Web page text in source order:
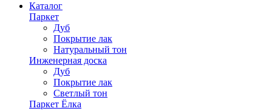
Каталог
Паркет
Дуб
Покрытие лак
Натуральный тон
Инженерная доска
Дуб
Покрытие лак
Светлый тон
Паркет Ёлка